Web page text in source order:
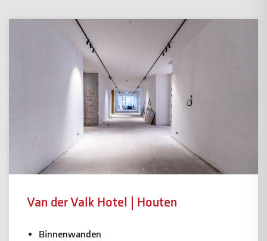
Van der Valk Hotel | Houten
Binnenwanden